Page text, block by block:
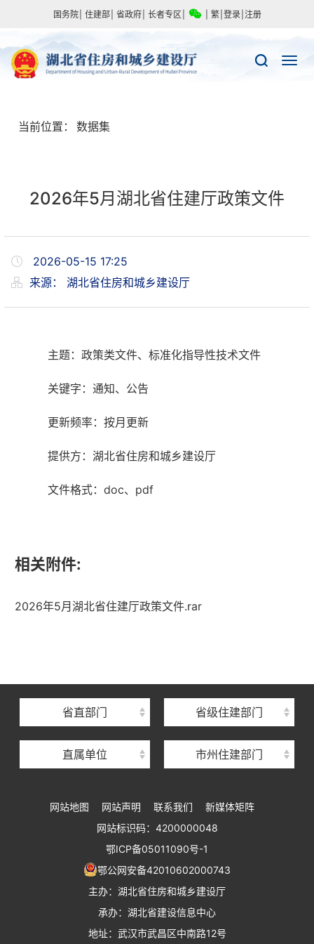
国务院 住建部 省政府 长者专区 繁 登录 注册
当前位置： 数据集
2026年5月湖北省住建厅政策文件
2026-05-15 17:25
来源： 湖北省住房和城乡建设厅
主题：政策类文件、标准化指导性技术文件
关键字：通知、公告
更新频率：按月更新
提供方：湖北省住房和城乡建设厅
文件格式：doc、pdf
相关附件:
2026年5月湖北省住建厅政策文件.rar
省直部门 省级住建部门
直属单位
湖北省住房保障中心
湖北省建设工程质量安全监督总站
湖北省建设工程标准定额管理总站
湖北省住建厅执业资格注册中心
湖北省城乡建设发展中心
湖北城市建设职业技术学院
市州住建部门
网站地图 网站声明 联系我们
新媒体矩阵
网站标识码：4200000048
鄂ICP备05011090号-1
鄂公网安备42010602000743
主办：湖北省住房和城乡建设厅
承办：湖北省建设信息中心
地址：武汉市武昌区中南路12号